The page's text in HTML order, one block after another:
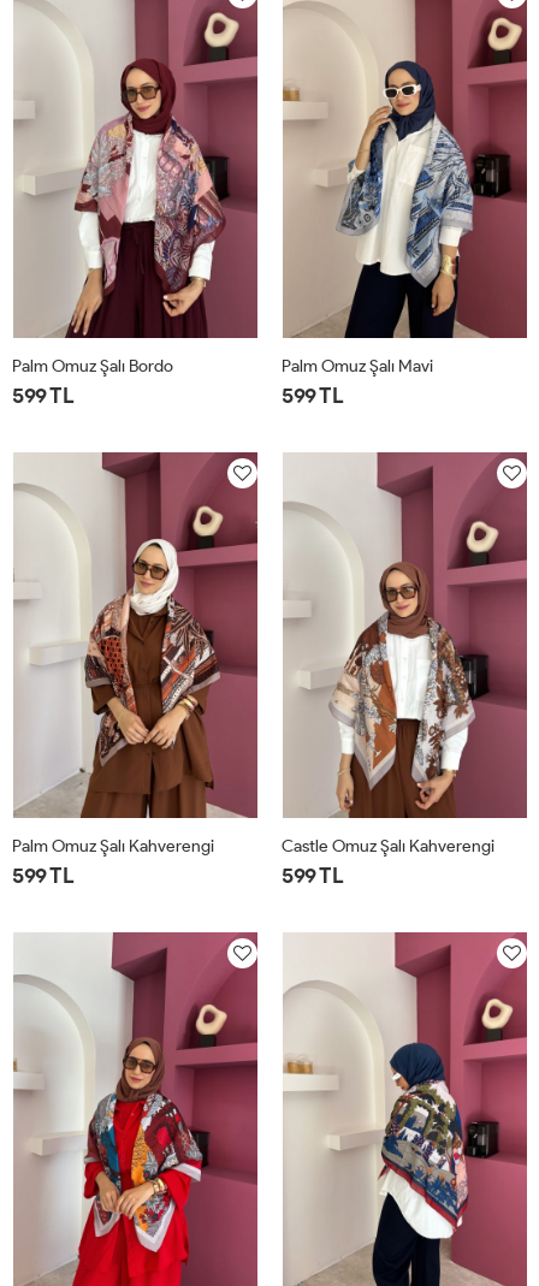
Palm Omuz Şalı Bordo
599 TL
Palm Omuz Şalı Mavi
599 TL
Palm Omuz Şalı Kahverengi
599 TL
Castle Omuz Şalı Kahverengi
599 TL